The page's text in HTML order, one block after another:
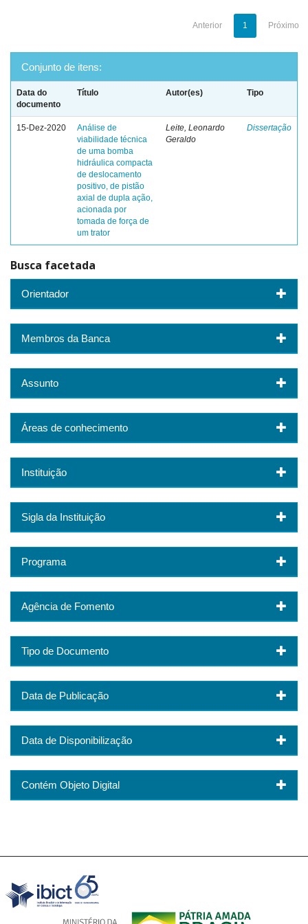
Anterior 1 Próximo
Conjunto de itens:
Data do
documento
Título Autor(es) Tipo
15-Dez-2020
Análise de
viabilidade técnica
de uma bomba
hidráulica compacta
de deslocamento
positivo, de pistão
axial de dupla ação,
acionada por
tomada de força de
um trator
Leite, Leonardo
Geraldo
Dissertação
Busca facetada
Orientador
Membros da Banca
Assunto
Áreas de conhecimento
Instituição
Sigla da Instituição
Programa
Agência de Fomento
Tipo de Documento
Data de Publicação
Data de Disponibilização
Contém Objeto Digital